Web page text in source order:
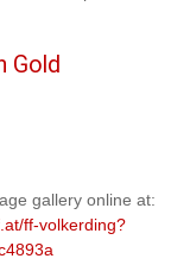
Gold
gallery online at:
ff-volkerding?